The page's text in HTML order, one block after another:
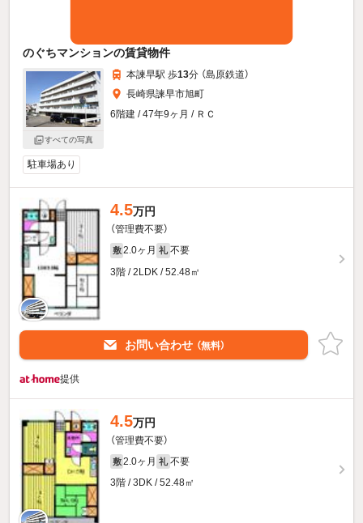
のぐちマンションの賃貸物件
すべての写真
本諫早駅 歩13分 （島原鉄道）
長崎県諫早市旭町
6階建 / 47年9ヶ月 / ＲＣ
駐車場あり
4.5万円
（管理費不要）
敷 2.0ヶ月 礼 不要
3階 / 2LDK / 52.48㎡
お問い合わせ （無料）
提供
4.5万円
（管理費不要）
敷 2.0ヶ月 礼 不要
3階 / 3DK / 52.48㎡